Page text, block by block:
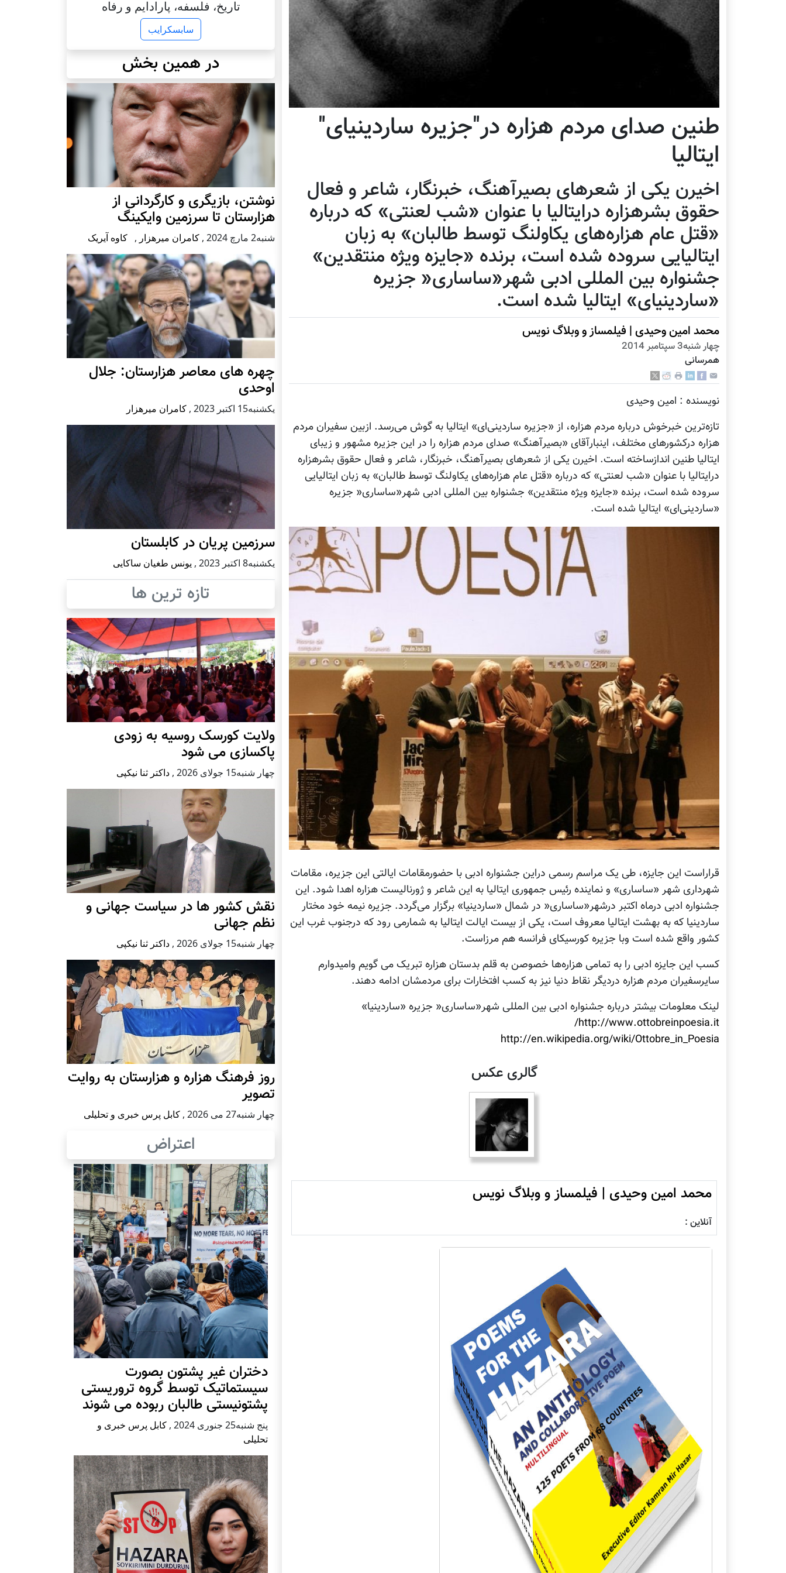
طنین صدای مردم هزاره در"جزیره ساردینیای"
ایتالیا
اخیرن یکی از شعرهای بصیرآهنگ، خبرنگار، شاعر و فعال
حقوق بشرهزاره درایتالیا با عنوان «شب لعنتی» که درباره
«قتل عام هزاره‌های یکاولنگ توسط طالبان» به زبان
ایتالیایی سروده شده است، برنده «جایزه ویژه منتقدین»
جشنواره بین المللی ادبی شهر«ساساری« جزیره
«ساردینیای» ایتالیا شده است.
محمد امین وحیدی | فیلمساز و وبلاگ نویس
چهار شنبه3 سپتامبر 2014
همرسانی
نویسنده : امین وحیدی
تازه‌ترین خبرخوش درباره مردم هزاره، از «جزیره ساردینی‌ای» ایتالیا به گوش می‌رسد. ازبین سفیران مردم
هزاره درکشورهای مختلف، اینبارآقای «بصیرآهنگ» صدای مردم هزاره را در این جزیره مشهور و زیبای
ایتالیا طنین اندازساخته است. اخیرن یکی از شعرهای بصیرآهنگ، خبرنگار، شاعر و فعال حقوق بشرهزاره
درایتالیا با عنوان «شب لعنتی» که درباره «قتل عام هزاره‌های یکاولنگ توسط طالبان» به زبان ایتالیایی
سروده شده است، برنده «جایزه ویژه منتقدین» جشنواره بین المللی ادبی شهر«ساساری« جزیره
«ساردینی‌ای» ایتالیا شده است.
قراراست این جایزه، طی یک مراسم رسمی دراین جشنواره ادبی با حضورمقامات ایالتی این جزیره، مقامات
شهرداری شهر «ساساری» و نماینده رئیس جمهوری ایتالیا به این شاعر و ژورنالیست هزاره اهدا شود. این
جشنواره ادبی درماه اکتبر درشهر«ساساری« در شمال «ساردینیا» برگزار می‌گردد. جزیره نیمه خود مختار
ساردینیا که به بهشت ایتالیا معروف است، یکی از بیست ایالت ایتالیا به شمارمی رود که درجنوب غرب این
کشور واقع شده است وبا جزیره کورسیکای فرانسه هم مرزاست.
کسب این جایزه ادبی را به تمامی هزاره‌ها خصوصن به قلم بدستان هزاره تبریک می گویم وامیدوارم
سایرسفیران مردم هزاره دردیگر نقاط دنیا نیز به کسب افتخارات برای مردمشان ادامه دهند.
لینک معلومات بیشتر درباره جشنواره ادبی بین المللی شهر«ساساری« جزیره «ساردینیا»
http://www.ottobreinpoesia.it/
http://en.wikipedia.org/wiki/Ottobre_in_Poesia
گالری عکس
محمد امین وحیدی | فیلمساز و وبلاگ نویس
آنلاین :
تاریخ، فلسفه، پارادایم و رفاه
سابسکرایب
در همین بخش
نوشتن، بازیگری و کارگردانی از
هزارستان تا سرزمین وایکینگ
شنبه2 مارچ 2024 , کامران میرهزار , کاوه آیریک
چهره های معاصر هزارستان: جلال
اوحدی
يكشنبه15 اكتبر 2023 , کامران میرهزار
سرزمین پریان در کابلستان
يكشنبه8 اكتبر 2023 , یونس طغیان ساکایی
تازه ترین ها
ولایت کورسک روسیه به زودی
پاکسازی می شود
چهار شنبه15 جولای 2026 , داکتر ثنا نیکپی
نقش کشور ها در سیاست جهانی و
نظم جهانی
چهار شنبه15 جولای 2026 , داکتر ثنا نیکپی
روز فرهنگ هزاره و هزارستان به روایت
تصویر
چهار شنبه27 می 2026 , کابل پرس خبری و تحلیلی
اعتراض
دختران غیر پشتون بصورت
سیستماتیک توسط گروه تروریستی
پشتونیستی طالبان ربوده می شوند
پنج شنبه25 جنوری 2024 , کابل پرس خبری و
تحلیلی